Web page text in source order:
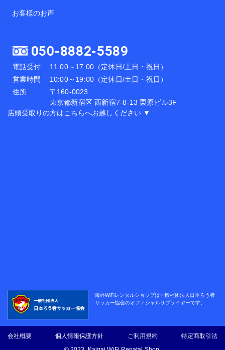
お客様のお声
050-8882-5589
電話受付
11:00～17:00（定休日/土日・祝日）
営業時間
10:00～19:00（定休日/土日・祝日）
住所
〒160-0023
東京都新宿区 西新宿7-8-13 栗原ビル3F
店頭受取りの方はこちらへお越しください ▼
海外WiFiレンタルショップは一般社団法人日本ろう者
サッカー協会のオフィシャルサプライヤーです。
会社概要 個人情報保護方針 ご利用規約
特定商取引法